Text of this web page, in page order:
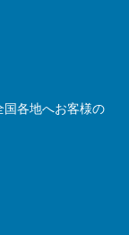
各地へお客様の